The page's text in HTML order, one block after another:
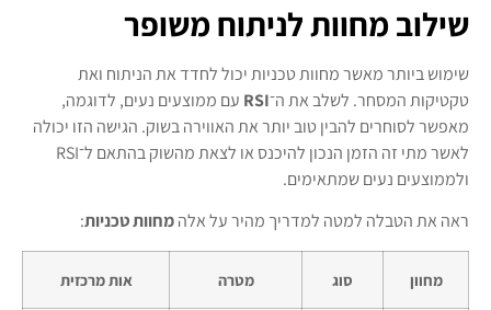
שילוב מחוות לניתוח משופר
שימוש ביותר מאשר מחוות טכניות יכול לחדד את הניתוח ואת
טקטיקות המסחר. לשלב את ה־RSI עם ממוצעים נעים, לדוגמה,
מאפשר לסוחרים להבין טוב יותר את האווירה בשוק. הגישה הזו יכולה
לאשר מתי זה הזמן הנכון להיכנס או לצאת מהשוק בהתאם ל־RSI
ולממוצעים נעים שמתאימים.
ראה את הטבלה למטה למדריך מהיר על אלהמחוות טכניות:
מחוון סוג מטרה אות מרכזית